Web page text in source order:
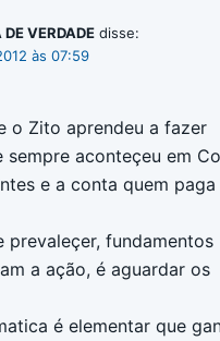
VERDADE disse:
às 07:59
o Zito aprendeu a fazer
sempre aconteçeu em
e a conta quem paga
prevaleçer, fundamentos
a ação, é aguardar os
é elementar que